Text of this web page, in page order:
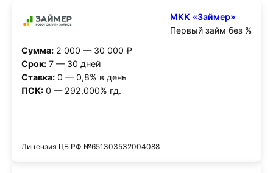
МКК «Займер»
Первый займ без %
Сумма:2 000 — 30 000 ₽
Срок:7 — 30 дней
Ставка:0 — 0,8% в день
ПСК:0 — 292,000% гд.
Лицензия ЦБ РФ №651303532004088